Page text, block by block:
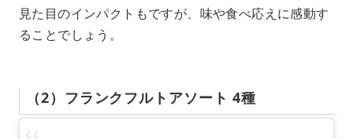
見た目のインパクトもですが、味や食べ応えに感動す
ることでしょう。
（2）フランクフルトアソート 4種